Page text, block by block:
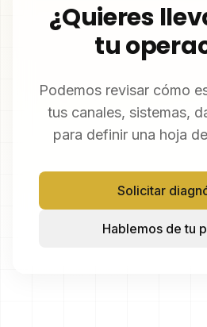
¿Quieres
tu
Podemos revisar cómo
tus canales, sistemas,
para definir una hoja
Solicitar
Hablemos de tu